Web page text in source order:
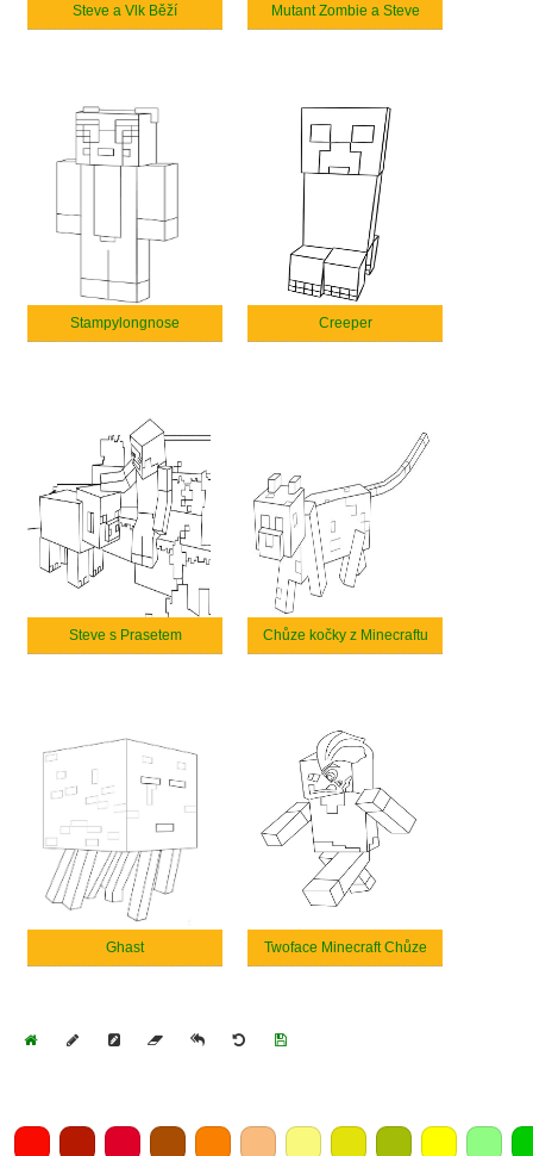
Steve a Vlk Běží Mutant Zombie a Steve
Stampylongnose Creeper
Steve s Prasetem Chůze kočky z Minecraftu
Ghast Twoface Minecraft Chůze